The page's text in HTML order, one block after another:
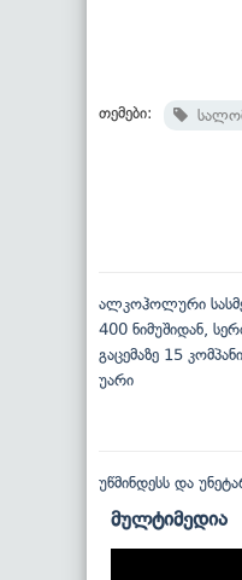
თემები:
ალკოჰოლური
400 ნიმუშიდან,
გაცემაზე 15
უარი
უწმინდესს და
მულტიმედია